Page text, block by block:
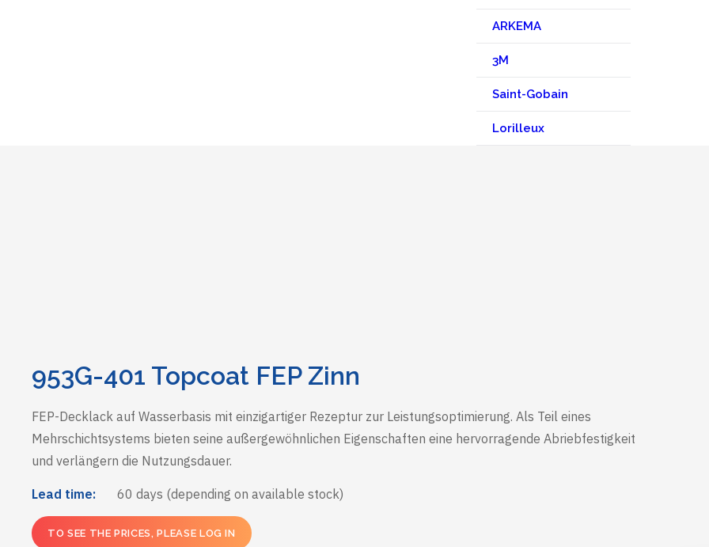
ARKEMA
3M
Saint-Gobain
Lorilleux
953G-401 Topcoat FEP Zinn
FEP-Decklack auf Wasserbasis mit einzigartiger Rezeptur zur Leistungsoptimierung. Als Teil eines
Mehrschichtsystems bieten seine außergewöhnlichen Eigenschaften eine hervorragende Abriebfestigkeit
und verlängern die Nutzungsdauer.
Lead time: 60 days (depending on available stock)
TO SEE THE PRICES, PLEASE LOG IN